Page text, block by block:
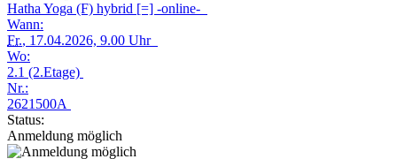
Hatha Yoga (F) hybrid [=] -online-
Wann:
Fr., 17.04.2026, 9.00 Uhr
Wo:
2.1 (2.Etage)
Nr.:
2621500A
Status:
Anmeldung möglich